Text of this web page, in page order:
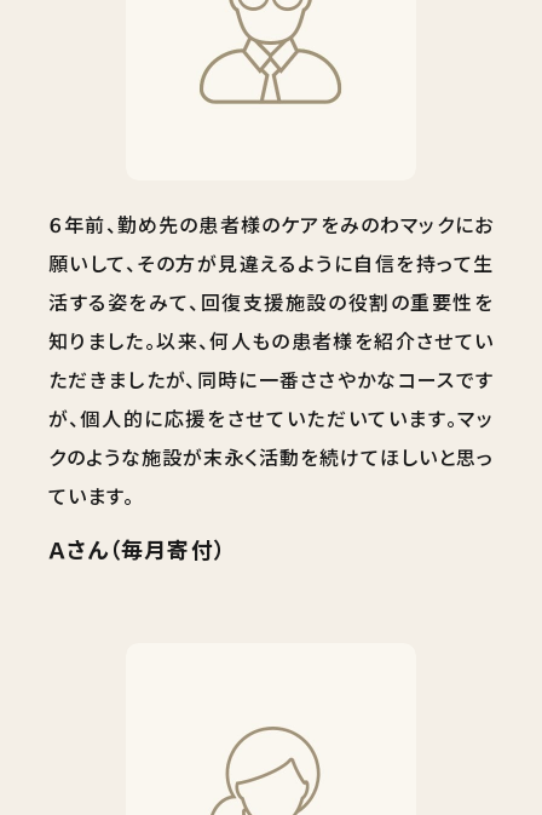
６年前、勤め先の患者様のケアをみのわマックにお
願いして、その方が見違えるように自信を持って生
活する姿をみて、回復支援施設の役割の重要性を
知りました。以来、何人もの患者様を紹介させてい
ただきましたが、同時に一番ささやかなコースです
が、個人的に応援をさせていただいています。マッ
クのような施設が末永く活動を続けてほしいと思っ
ています。
Ａさん（毎月寄付）